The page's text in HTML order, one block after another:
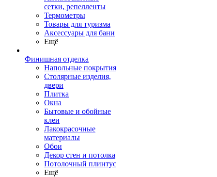
сетки, репелленты
Термометры
Товары для туризма
Аксессуары для бани
Ещё
Финишная отделка
Напольные покрытия
Столярные изделия,
двери
Плитка
Окна
Бытовые и обойные
клеи
Лакокрасочные
материалы
Обои
Декор стен и потолка
Потолочный плинтус
Ещё